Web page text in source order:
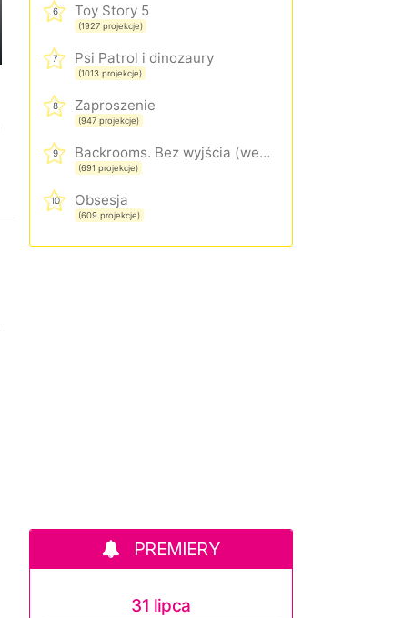
6 Toy Story 5
(1927 projekcje)
7 Psi Patrol i dinozaury
(1013 projekcje)
8 Zaproszenie
(947 projekcje)
9 Backrooms. Bez wyjścia (wersja rozszerzona)
(691 projekcje)
10 Obsesja
(609 projekcje)
PREMIERY
31 lipca